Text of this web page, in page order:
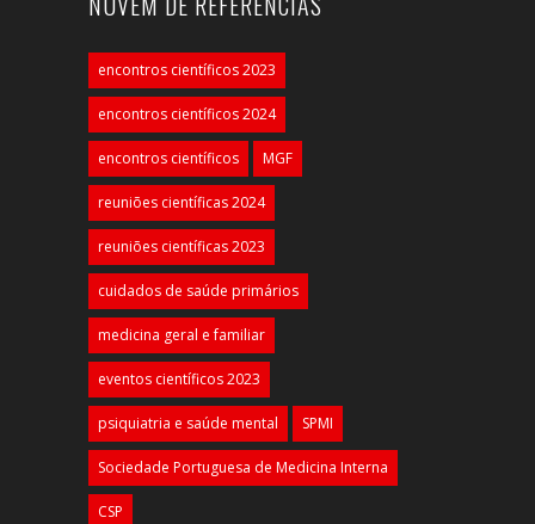
encontros científicos 2023
encontros científicos 2024
encontros científicos MGF
reuniões científicas 2024
reuniões científicas 2023
cuidados de saúde primários
medicina geral e familiar
eventos científicos 2023
psiquiatria e saúde mental SPMI
Sociedade Portuguesa de Medicina Interna
CSP